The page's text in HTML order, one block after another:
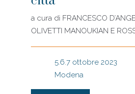
a cura di FRANCESCO
OLIVETTI MANOUKIAN E
5.6.7 ottobre 2023
Modena